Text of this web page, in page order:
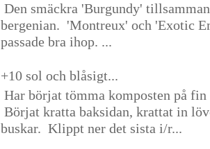
Den smäckra 'Burgundy'
bergenian. 'Montreux' och 'Exotic
passade bra ihop. ...
+10 sol och blåsigt...
Har börjat tömma komposten på
Börjat kratta baksidan, krattat in
buskar. Klippt ner det sista i/r...